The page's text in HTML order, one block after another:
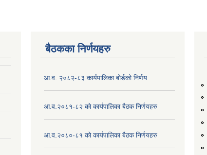
बैठकका निर्णयहरु
आ.व. २०८२-८३ कार्यपालिका बोर्डको निर्णय
आ.व.२०८१-८२ को कार्यपालिका बैठक निर्णयहरु
आ.व.२०८०-८१ को कार्यपालिका बैठक निर्णयहरु